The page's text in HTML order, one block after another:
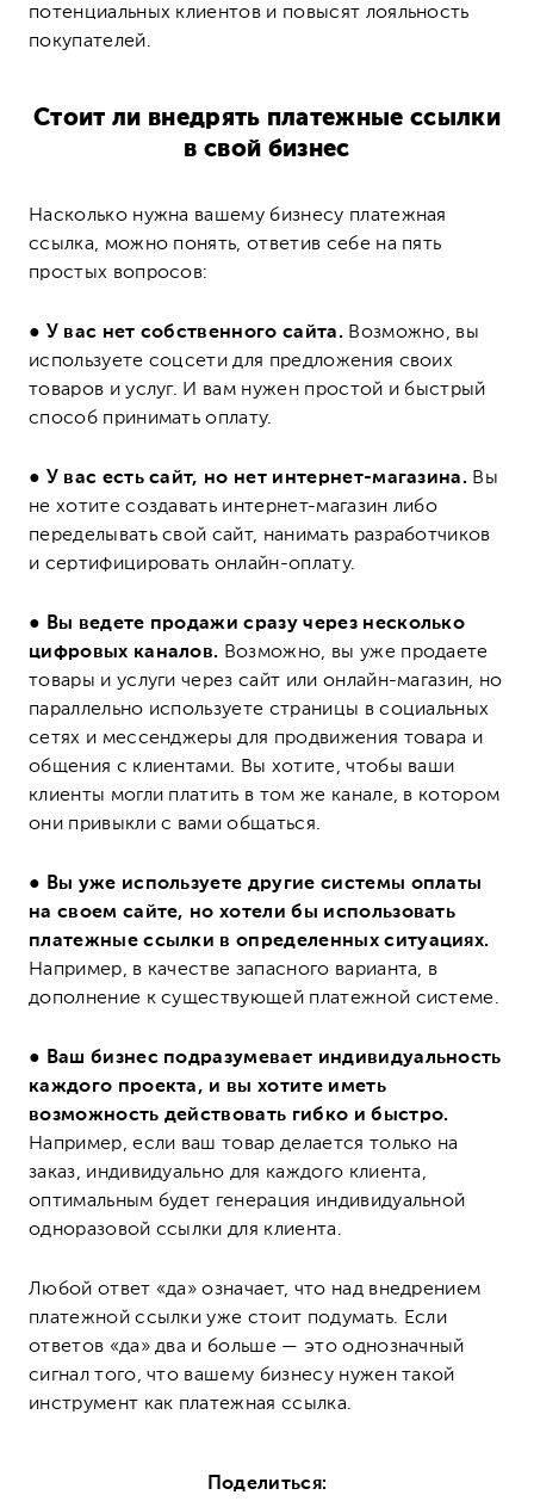
потенциальных клиентов и повысят лояльность
покупателей.
Стоит ли внедрять платежные ссылки
в свой бизнес
Насколько нужна вашему бизнесу платежная
ссылка, можно понять, ответив себе на пять
простых вопросов:
● У вас нет собственного сайта.Возможно, вы
используете соцсети для предложения своих
товаров и услуг. И вам нужен простой и быстрый
способ принимать оплату.
● У вас есть сайт, но нет интернет-магазина. Вы
не хотите создавать интернет-магазин либо
переделывать свой сайт, нанимать разработчиков
и сертифицировать онлайн-оплату.
● Вы ведете продажи сразу через несколько
цифровых каналов. Возможно, вы уже продаете
товары и услуги через сайт или онлайн-магазин, но
параллельно используете страницы в социальных
сетях и мессенджеры для продвижения товара и
общения с клиентами. Вы хотите, чтобы ваши
клиенты могли платить в том же канале, в котором
они привыкли с вами общаться.
● Вы уже используете другие системы оплаты
на своем сайте, но хотели бы использовать
платежные ссылки в определенных ситуациях.
Например, в качестве запасного варианта, в
дополнение к существующей платежной системе.
● Ваш бизнес подразумевает индивидуальность
каждого проекта, и вы хотите иметь
возможность действовать гибко и быстро.
Например, если ваш товар делается только на
заказ, индивидуально для каждого клиента,
оптимальным будет генерация индивидуальной
одноразовой ссылки для клиента.
Любой ответ «да» означает, что над внедрением
платежной ссылки уже стоит подумать. Если
ответов «да» два и больше — это однозначный
сигнал того, что вашему бизнесу нужен такой
инструмент как платежная ссылка.
Поделиться: